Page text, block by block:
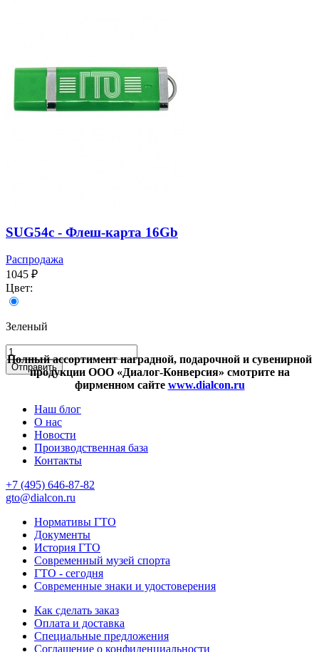
SUG54c - Флеш-карта 16Gb
Распродажа
1045 ₽
Цвет:
Зеленый
Полный ассортимент наградной, подарочной и сувенирной
продукции ООО «Диалог-Конверсия» смотрите на
фирменном сайте www.dialcon.ru
Наш блог
О нас
Новости
Производственная база
Контакты
+7 (495) 646-87-82
gto@dialcon.ru
Нормативы ГТО
Документы
История ГТО
Современный музей спорта
ГТО - сегодня
Современные знаки и удостоверения
Как сделать заказ
Оплата и доставка
Специальные предложения
Соглашение о конфиденциальности